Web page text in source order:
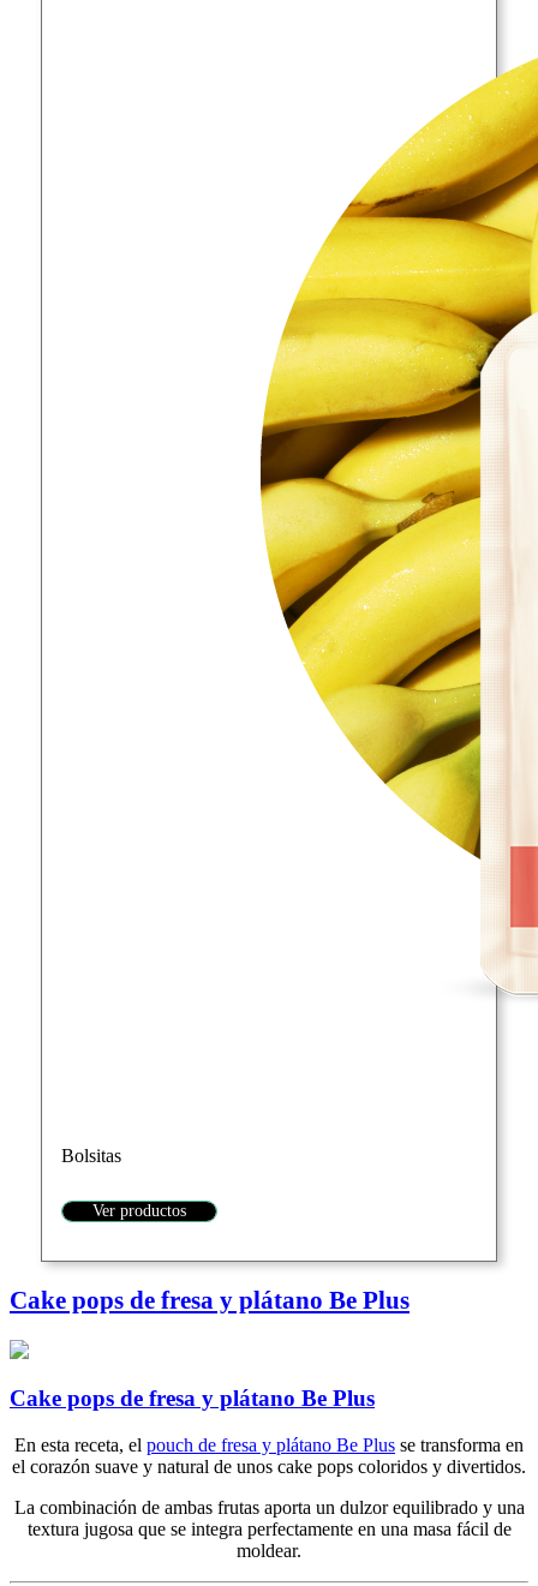
Bolsitas
Ver productos
Cake pops de fresa y plátano Be Plus
Cake pops de fresa y plátano Be Plus
En esta receta, el pouch de fresa y plátano Be Plus se transforma en
el corazón suave y natural de unos cake pops coloridos y divertidos.
La combinación de ambas frutas aporta un dulzor equilibrado y una
textura jugosa que se integra perfectamente en una masa fácil de
moldear.